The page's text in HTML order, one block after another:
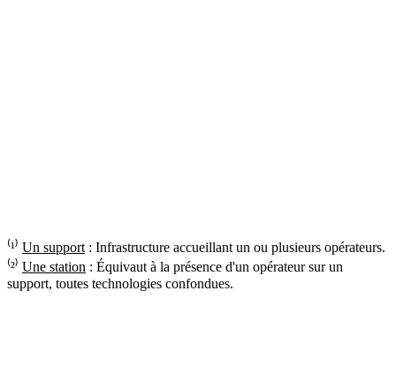
⁽¹⁾ Un support : Infrastructure accueillant un ou plusieurs opérateurs.
⁽²⁾ Une station : Équivaut à la présence d'un opérateur sur un
support, toutes technologies confondues.